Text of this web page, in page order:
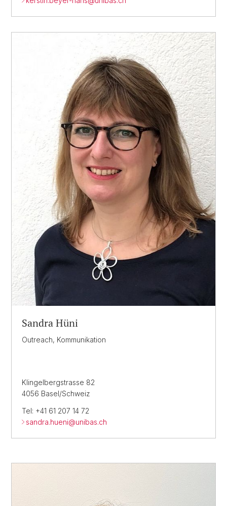
Sandra Hüni
Outreach, Kommunikation
Klingelbergstrasse 82
4056 Basel/Schweiz
Tel: +41 61 207 14 72
sandra.hueni@unibas.ch